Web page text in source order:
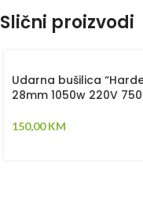
Slični proizvodi
Udarna bušilica
28mm 1050w 220V
150,00KM